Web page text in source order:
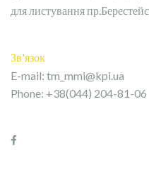
для листування
Зв'язок
E-mail: tm_mmi@kpi.ua
Phone: +38(044) 204-81-06